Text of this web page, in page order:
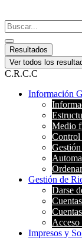
Search
...
Resultados
Ver todos los
C.R.C.C
Información
Medio
Control
Gestión de
Darse
Impresos y